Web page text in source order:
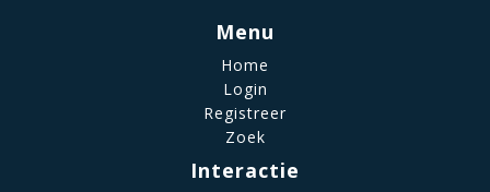
Menu
Home
Login
Registreer
Zoek
Interactie